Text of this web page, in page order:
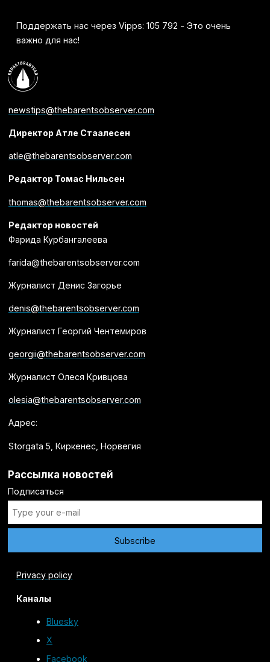
Поддержать нас через Vipps: 105 792 - Это очень
важно для нас!
newstips@thebarentsobserver.com
Директор Атле Стаалесен
atle@thebarentsobserver.com
Редактор Томас Нильсен
thomas@thebarentsobserver.com
Редактор новостей
Фарида Курбангалеева
farida@thebarentsobserver.com
Журналист Денис Загорье
denis@thebarentsobserver.com
Журналист Георгий Чентемиров
georgii@thebarentsobserver.com
Журналист Олеся Кривцова
olesia@thebarentsobserver.com
Адрес:
Storgata 5, Киркенес, Норвегия
Рассылка новостей
Подписаться
Privacy policy
Каналы
Bluesky
X
Facebook